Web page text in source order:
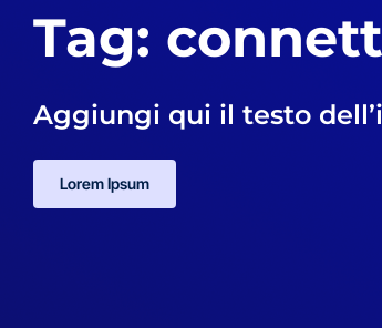
Tag:
Aggiungi qui il testo
Lorem Ipsum